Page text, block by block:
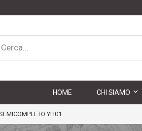
HOME CHI SIAMO
YH01